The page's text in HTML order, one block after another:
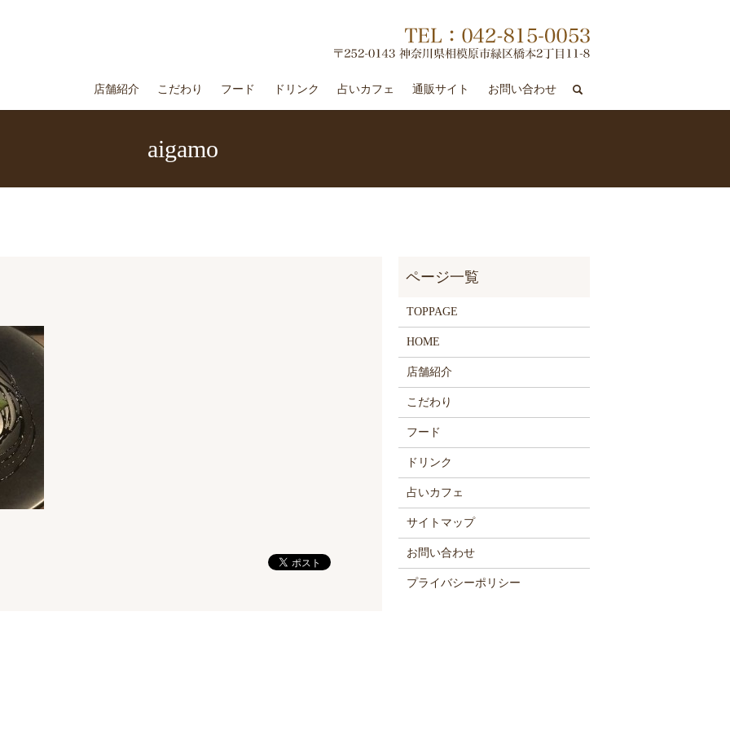
店舗紹介 こだわり フード ドリンク 占いカフェ 通販サイト お問い合わせ
aigamo
TOPPAGE
HOME
店舗紹介
こだわり
フード
ドリンク
占いカフェ
サイトマップ
お問い合わせ
プライバシーポリシー